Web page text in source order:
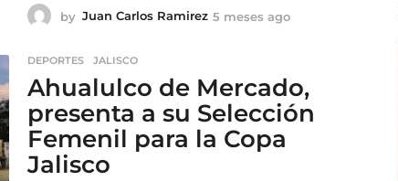
by Juan Carlos Ramirez 5 meses ago
e
s
a
DEPORTES ,JALISCO
Ahualulco de Mercado,
presenta a su Selección
Femenil para la Copa
Jalisco